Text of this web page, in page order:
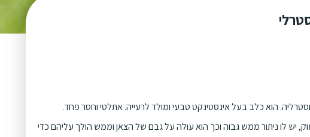
הוא כלב בעל אינסטינקט טבעי ומולד לרעייה. אתלטי וחסר פחד.
יש לו ניתור ממש גבוה וכך הוא עולה על גבם של הצאן וממש הולך עליהם כדי